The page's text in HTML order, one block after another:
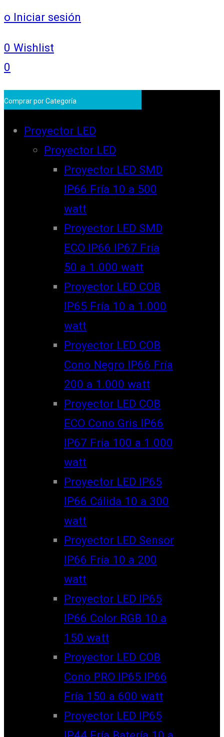
o Iniciar sesión
0 Wishlist
0
Comprar por Categoría
Proyector LED
Proyector LED
Proyector LED SMD
IP66 Fría 10 a 500
watt
Proyector LED SMD
ECO IP66 IP67 Fría
50 a 1.000 watt
Proyector LED COB
IP65 Fría 10 a 1.000
watt
Proyector LED COB
Cono Negro IP66 Fría
200 a 1.000 watt
Proyector LED COB
ECO Cono Gris IP66
IP67 Fría 100 a 1.000
watt
Proyector LED IP65
IP66 Cálida 10 a 300
watt
Proyector LED Sensor
IP66 Fría 10 a 200
watt
Proyector LED IP65
IP66 Color RGB 10 a
150 watt
Proyector LED COB
Cono PRO IP65 IP66
Fría 150 a 600 watt
Proyector LED IP65